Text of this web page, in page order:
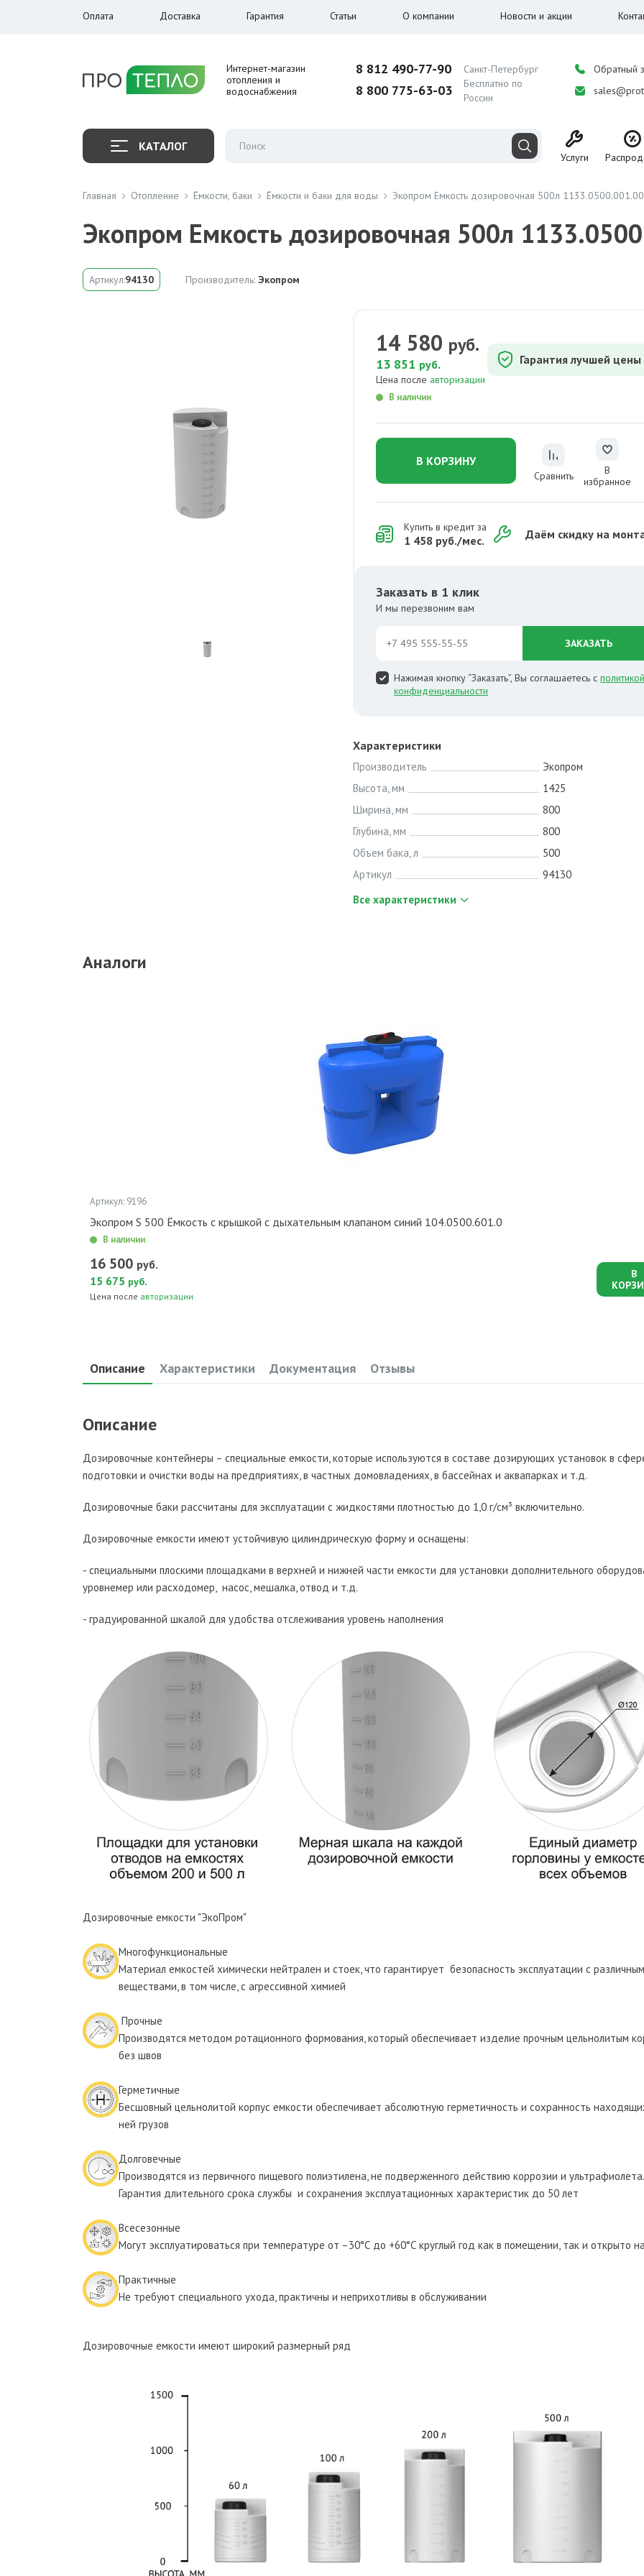
Оплата Доставка Гарантия Статьи О компании Новости и акции
Интернет-магазин
отопления и
водоснабжения
8 812 490-77-90 Санкт-Петербург
8 800 775-63-03
Бесплатно по
России
Обратный
КАТАЛОГ
Услуги
Главная Отопление Ёмкости, баки Ёмкости и баки для воды Экопром Емкость дозировочная 500л
Экопром Емкость дозировочная 500л
Артикул:94130 Производитель: Экопром
14 580 руб.
13 851 руб.
Цена после авторизации
Гарантия лучшей цены
В наличии
В КОРЗИНУ
Сравнить
В
избранное
Купить в кредит за
1 458 руб./мес. Даём скидку на
Заказать в 1 клик
И мы перезвоним вам
ЗАКАЗАТЬ
Нажимая кнопку “Заказать”, Вы соглашаетесь сполитикой
конфиденциальности
Характеристики
Производитель
Экопром
Высота, мм
1425
Ширина, мм
800
Глубина, мм
800
Объем бака, л
500
Артикул
94130
Все характеристики
Аналоги
Артикул: 9196
Экопром S 500 Ёмкость с крышкой с дыхательным клапаном синий 104.0500.601.0
В наличии
16 500 руб.
15 675 руб.
Цена после авторизации
В
Описание Характеристики Документация Отзывы
Описание
Дозировочные контейнеры – специальные емкости, которые используются в составе дозирующих установок в
подготовки и очистки воды на предприятиях, в частных домовладениях, в бассейнах и аквапарках и т.д.
Дозировочные баки рассчитаны для эксплуатации с жидкостями плотностью до 1,0 г/см³ включительно.
Дозировочные емкости имеют устойчивую цилиндрическую форму и оснащены:
- специальными плоскими площадками в верхней и нижней части емкости для установки дополнительного
уровнемер или расходомер, насос, мешалка, отвод и т.д.
- градуированной шкалой для удобства отслеживания уровень наполнения
Дозировочные емкости "ЭкоПром"
Многофункциональные
Материал емкостей химически нейтрален и стоек, что гарантирует безопасность эксплуатации с
веществами, в том числе, с агрессивной химией
Прочные
Производятся методом ротационного формования, который обеспечивает изделие прочным цельнолитым
без швов
Герметичные
Бесшовный цельнолитой корпус емкости обеспечивает абсолютную герметичность и сохранность
ней грузов
Долговечные
Производятся из первичного пищевого полиэтилена, не подверженного действию коррозии и ультрафиолета.
Гарантия длительного срока службы и сохранения эксплуатационных характеристик до 50 лет
Всесезонные
Могут эксплуатироваться при температуре от –30°С до +60°С круглый год как в помещении, так и открыто
Практичные
Не требуют специального ухода, практичны и неприхотливы в обслуживании
Дозировочные емкости имеют широкий размерный ряд